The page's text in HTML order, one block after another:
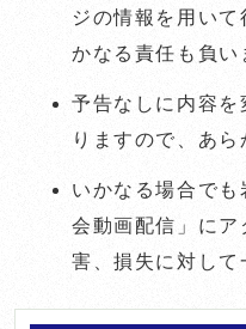
ジの情報を用い
かなる責任も負い
予告なしに内容を
りますので、あら
いかなる場合で
会動画配信」にア
害、損失に対して